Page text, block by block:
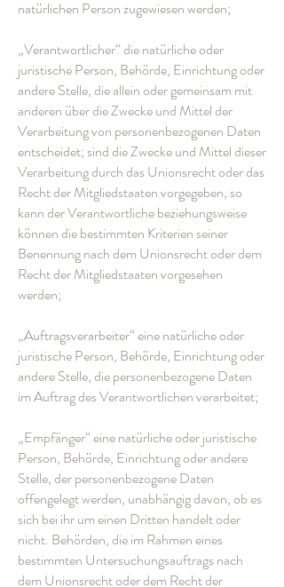
natürlichen Person zugewiesen werden;
„Verantwortlicher“ die natürliche oder
juristische Person, Behörde, Einrichtung oder
andere Stelle, die allein oder gemeinsam mit
anderen über die Zwecke und Mittel der
Verarbeitung von personenbezogenen Daten
entscheidet; sind die Zwecke und Mittel dieser
Verarbeitung durch das Unionsrecht oder das
Recht der Mitgliedstaaten vorgegeben, so
kann der Verantwortliche beziehungsweise
können die bestimmten Kriterien seiner
Benennung nach dem Unionsrecht oder dem
Recht der Mitgliedstaaten vorgesehen
werden;
„Auftragsverarbeiter“ eine natürliche oder
juristische Person, Behörde, Einrichtung oder
andere Stelle, die personenbezogene Daten
im Auftrag des Verantwortlichen verarbeitet;
„Empfänger“ eine natürliche oder juristische
Person, Behörde, Einrichtung oder andere
Stelle, der personenbezogene Daten
offengelegt werden, unabhängig davon, ob es
sich bei ihr um einen Dritten handelt oder
nicht. Behörden, die im Rahmen eines
bestimmten Untersuchungsauftrags nach
dem Unionsrecht oder dem Recht der